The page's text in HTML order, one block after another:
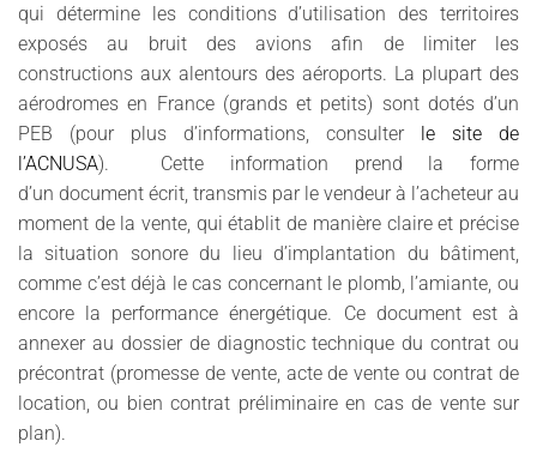
qui détermine les conditions d’utilisation des territoires
exposés au bruit des avions afin de limiter les
constructions aux alentours des aéroports. La plupart des
aérodromes en France (grands et petits) sont dotés d’un
PEB (pour plus d’informations, consulter le site de
l’ACNUSA). Cette information prend la forme
d’un document écrit, transmis par le vendeur à l’acheteur au
moment de la vente, qui établit de manière claire et précise
la situation sonore du lieu d’implantation du bâtiment,
comme c’est déjà le cas concernant le plomb, l’amiante, ou
encore la performance énergétique. Ce document est à
annexer au dossier de diagnostic technique du contrat ou
précontrat (promesse de vente, acte de vente ou contrat de
location, ou bien contrat préliminaire en cas de vente sur
plan).